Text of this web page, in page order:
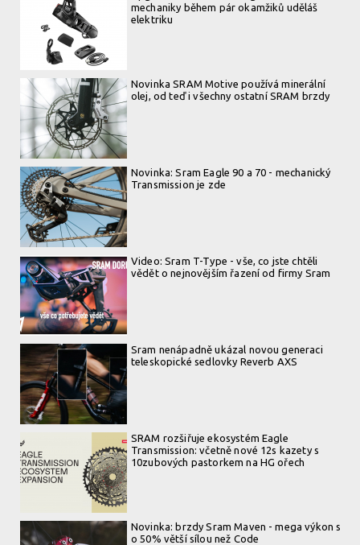
mechaniky během pár okamžiků uděláš
elektriku
Novinka SRAM Motive používá minerální
olej, od teď i všechny ostatní SRAM brzdy
Novinka: Sram Eagle 90 a 70 - mechanický
Transmission je zde
Video: Sram T-Type - vše, co jste chtěli
vědět o nejnovějším řazení od firmy Sram
Sram nenápadně ukázal novou generaci
teleskopické sedlovky Reverb AXS
SRAM rozšiřuje ekosystém Eagle
Transmission: včetně nové 12s kazety s
10zubových pastorkem na HG ořech
Novinka: brzdy Sram Maven - mega výkon s
o 50% větší sílou než Code